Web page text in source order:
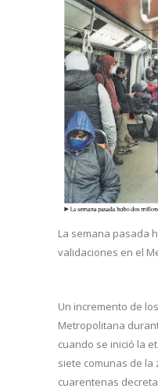
La semana pasada
validaciones en el
Un incremento de
Metropolitana
cuando se inició la
siete comunas de
cuarentenas